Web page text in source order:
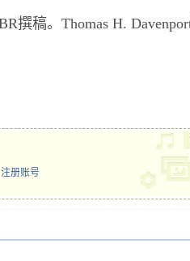
撰稿。Thomas H.
注册账号